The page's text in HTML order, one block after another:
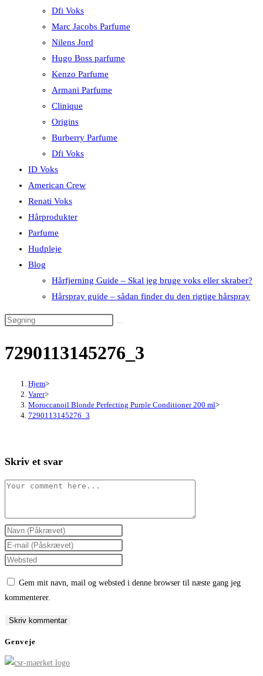
Dfi Voks
Marc Jacobs Parfume
Nilens Jord
Hugo Boss parfume
Kenzo Parfume
Armani Parfume
Clinique
Origins
Burberry Parfume
Dfi Voks
ID Voks
American Crew
Renati Voks
Hårprodukter
Parfume
Hudpleje
Blog
Hårfjerning Guide – Skal jeg bruge voks eller skraber?
Hårspray guide – sådan finder du den rigtige hårspray
7290113145276_3
Hjem>
Varer>
Moroccanoil Blonde Perfecting Purple Conditioner 200 ml>
7290113145276_3
Skriv et svar
Comment
Enter
your
name
comment
Enter
your
comment
Enter
(optional)
Gem mit navn, mail og websted i denne browser til næste gang jeg
kommenterer.
Genveje